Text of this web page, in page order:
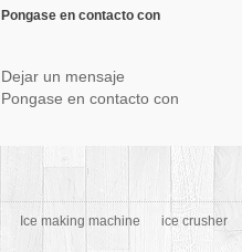
sobre orugas
Pongase en contacto con
Dejar un mensaje
Pongase en contacto con
Ice making machine ice crusher